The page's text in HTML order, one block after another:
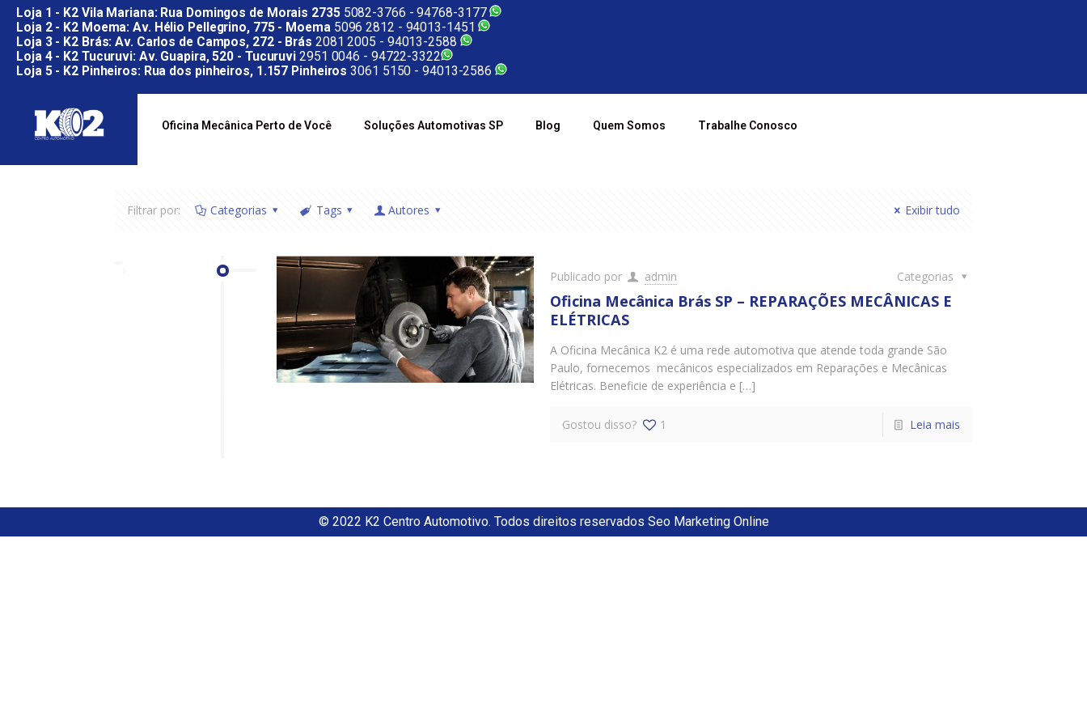
Loja 1 - K2 Vila Mariana: Rua Domingos de Morais 27355082-3766 -94768-3177
Loja 2 - K2 Moema: Av. Hélio Pellegrino, 775 - Moema5096 2812 - 94013-1451
Loja 3 - K2 Brás: Av. Carlos de Campos, 272 - Brás 2081 2005 - 94013-2588
Loja 4 - K2 Tucuruvi: Av. Guapira, 520 - Tucuruvi 2951 0046 - 94722-3322
Loja 5 - K2 Pinheiros: Rua dos pinheiros, 1.157 Pinheiros 3061 5150 -94013-2586
Oficina Mecânica Perto de Você Soluções Automotivas SP Blog Quem Somos Trabalhe Conosco
Filtrar por: Categorias Tags Autores Exibir tudo
Publicado por admin Categorias
Oficina Mecânica Brás SP – REPARAÇÕES MECÂNICAS E
ELÉTRICAS
A Oficina Mecânica K2 é uma rede automotiva que atende toda grande São
Paulo, fornecemos mecânicos especializados em Reparações e Mecânicas
Elétricas. Beneficie de experiência e […]
Gostou disso? 1 Leia mais
© 2022 K2 Centro Automotivo. Todos direitos reservados Seo Marketing Online